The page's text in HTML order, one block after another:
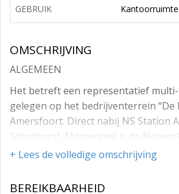
GEBRUIK
Kantoorruimte
OMSCHRIJVING
ALGEMEEN
Het betreft een representatief
gelegen op het bedrijventerrein “De
Amersfoort. Direct nabij NS Station
Schothorst. Momenteel is de
Box" in zijn geheel beschikbaar.
“De Hoef-West”. Het Hoefkwartier
+ Lees de volledige omschrijving
BEREIKBAARHEID